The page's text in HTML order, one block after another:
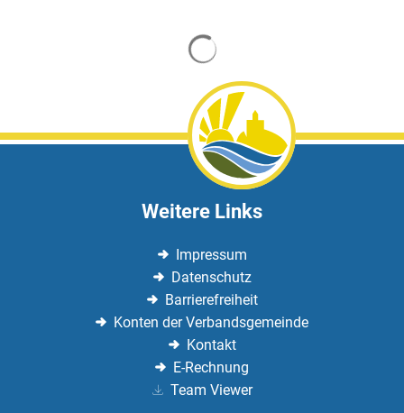
Weitere Links
Impressum
Datenschutz
Barrierefreiheit
Konten der Verbandsgemeinde
Kontakt
E-Rechnung
Team Viewer